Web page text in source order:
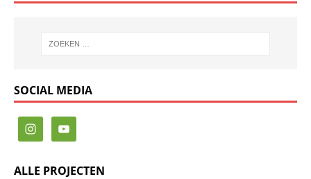
SOCIAL MEDIA
ALLE PROJECTEN